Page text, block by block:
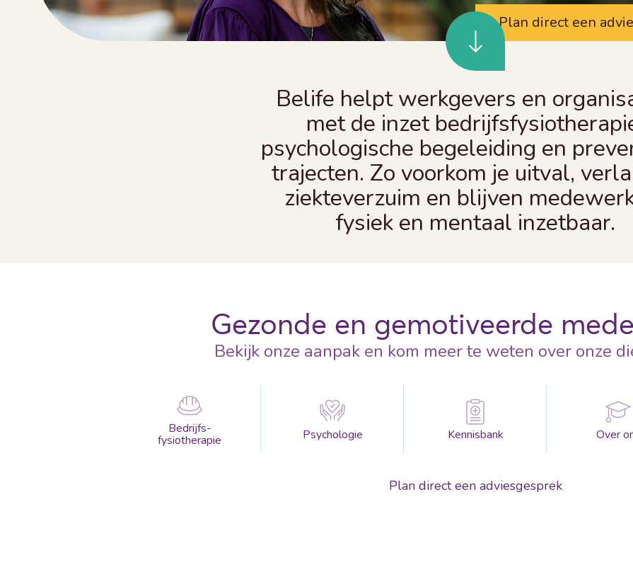
Plan direct een
Belife helpt werkgevers en
met de inzet
psychologische begeleiding en
trajecten. Zo voorkom je uitval,
ziekteverzuim en blijven
fysiek en mentaal inzetbaar.
Gezonde en gemotiveerde
Bekijk onze aanpak en kom meer te weten over onze
Bedrijfs-
fysiotherapie Psychologie Kennisbank Over
Plan direct een adviesgesprek